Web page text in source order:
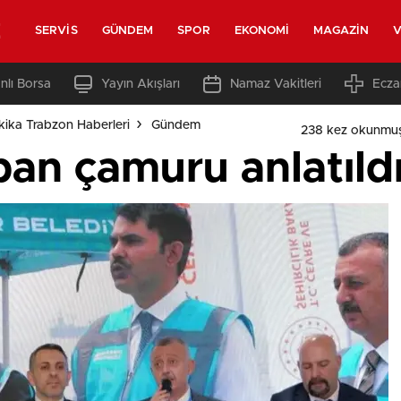
SERVIS GÜNDEM SPOR EKONOMI MAGAZIN
Borsa Yayın Akışları Namaz Vakitleri
Trabzon Haberleri Gündem 238 kez
çamuru